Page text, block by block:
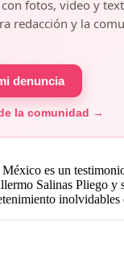
fotos, video y
redacción y la
denuncia
la comunidad →
es un
Salinas Pliego y